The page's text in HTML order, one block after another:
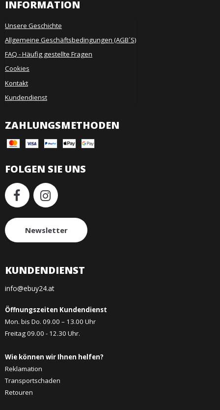
INFORMATION
Unsere Geschichte
Allgemeine Geschäftsbedingungen (AGB´S)
FAQ - Häufig gestellte Fragen
Cookies
Kontakt
Kundendienst
ZAHLUNGSMETHODEN
FOLGEN SIE UNS
Newsletter
KUNDENDIENST
info@ebuy24.at
Öffnungszeiten Kundendienst
Mon. bis Do. 09.00 – 13.00 Uhr
Freitag 09.00 - 12.30 Uhr.
Wie können wir Ihnen helfen?
Reklamation
Transportschaden
Retouren